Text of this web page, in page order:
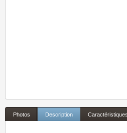
Photos Description